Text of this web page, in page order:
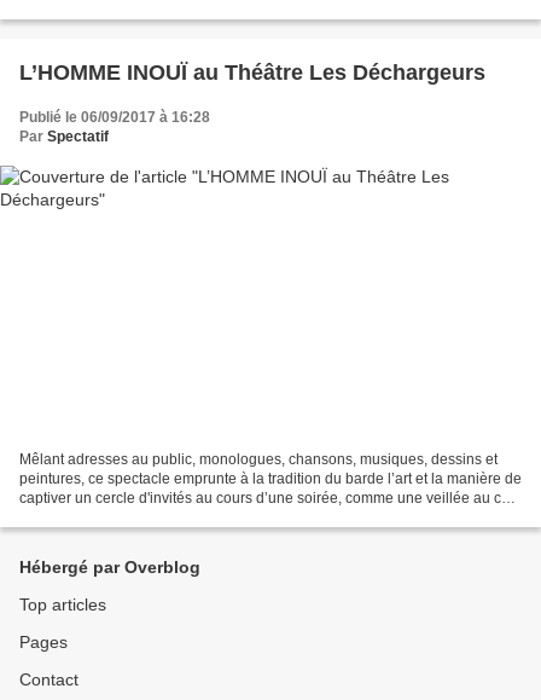
L’HOMME INOUÏ au Théâtre Les Déchargeurs
Publié le 06/09/2017 à 16:28
Par Spectatif
Mêlant adresses au public, monologues, chansons, musiques, dessins et
peintures, ce spectacle emprunte à la tradition du barde l’art et la manière de
captiver un cercle d'invités au cours d’une soirée, comme une veillée au coin
Hébergé par Overblog
Top articles
Pages
Contact